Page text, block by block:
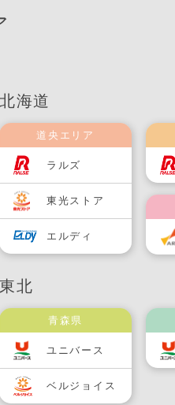
北海道
道央エリア
ラルズ
東光ストア
エルディ
東北
青森県
ユニバース
ベルジョイス